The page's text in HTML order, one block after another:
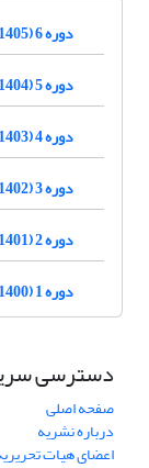
دوره 6 (1405)
دوره 5 (1404)
دوره 4 (1403)
دوره 3 (1402)
دوره 2 (1401)
دوره 1 (1400)
دسترسی
صفحه اصلی
درباره نشریه
اعضای هیات